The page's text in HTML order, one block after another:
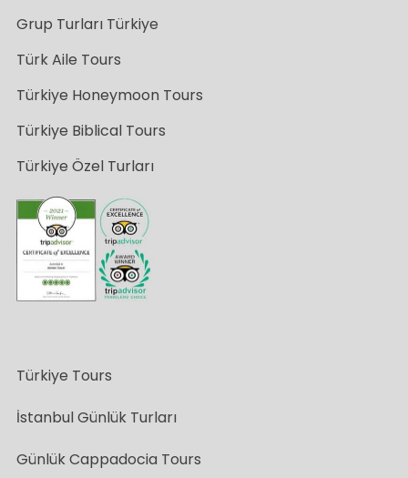
Grup Turları Türkiye
Türk Aile Tours
Türkiye Honeymoon Tours
Türkiye Biblical Tours
Türkiye Özel Turları
Türkiye Tours
İstanbul Günlük Turları
Günlük Cappadocia Tours